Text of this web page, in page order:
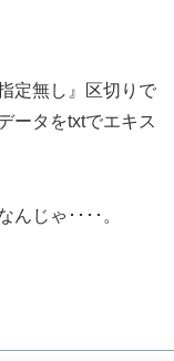
定無し』区切りで
ータをtxtでエキス
じゃ････。